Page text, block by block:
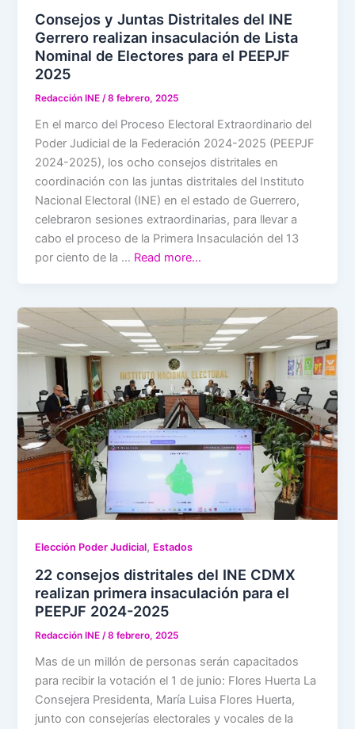
Consejos y Juntas Distritales del INE
Gerrero realizan insaculación de Lista
Nominal de Electores para el PEEPJF
2025
Redacción INE /8 febrero, 2025
En el marco del Proceso Electoral Extraordinario del
Poder Judicial de la Federación 2024-2025 (PEEPJF
2024-2025), los ocho consejos distritales en
coordinación con las juntas distritales del Instituto
Nacional Electoral (INE) en el estado de Guerrero,
celebraron sesiones extraordinarias, para llevar a
cabo el proceso de la Primera Insaculación del 13
por ciento de la … Read more…
Elección Poder Judicial, Estados
22 consejos distritales del INE CDMX
realizan primera insaculación para el
PEEPJF 2024-2025
Redacción INE /8 febrero, 2025
Mas de un millón de personas serán capacitados
para recibir la votación el 1 de junio: Flores Huerta La
Consejera Presidenta, María Luisa Flores Huerta,
junto con consejerías electorales y vocales de la